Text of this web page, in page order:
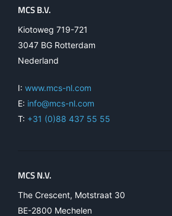
MCS B.V.
Kiotoweg 719-721
3047 BG Rotterdam
Nederland
I: www.mcs-nl.com
E: info@mcs-nl.com
T: +31 (0)88 437 55 55
MCS N.V.
The Crescent, Motstraat 30
BE-2800 Mechelen